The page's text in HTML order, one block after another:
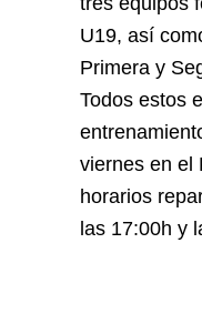
U19, así
Primera y
Todos estos
viernes en el
horarios
las 17:00h y